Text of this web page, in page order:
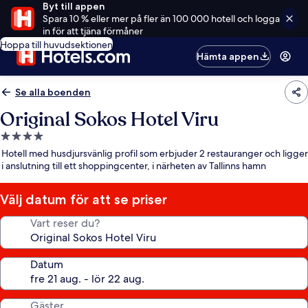
Byt till appen
Spara 10 % eller mer på fler än 100 000 hotell och logga
in för att tjäna förmåner
Hoppa till huvudsektionen
Hämta appen
Se alla boenden
Original Sokos Hotel Viru
4.0-
stjärnigt
boende
Hotell med husdjursvänlig profil som erbjuder 2 restauranger och ligger
i anslutning till ett shoppingcenter, i närheten av Tallinns hamn
Välj datum för att se priser
Vart reser du?
Datum